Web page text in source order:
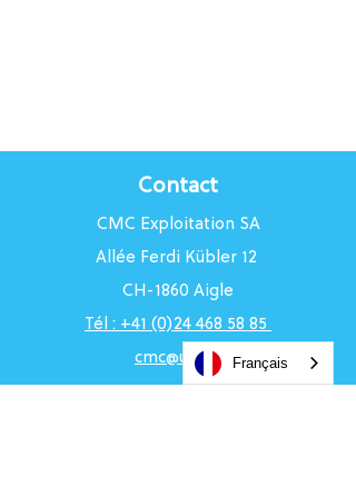
Contact
CMC Exploitation SA
Allée Ferdi Kübler 12
CH-1860 Aigle
Tél : +41 (0)24 468 58 85
cmc@uci.ch
Français